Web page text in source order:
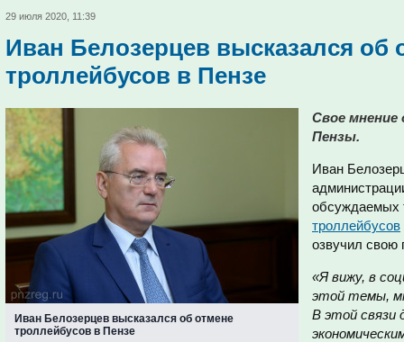
29 июля 2020, 11:39
Иван Белозерцев высказался об
троллейбусов в Пензе
Иван Белозерцев высказался об отмене
троллейбусов в Пензе
Свое мнение
Пензы.
Иван
обсуждаемых
троллейбусов
озвучил свою
«Я вижу, в
этой темы,
В этой связи